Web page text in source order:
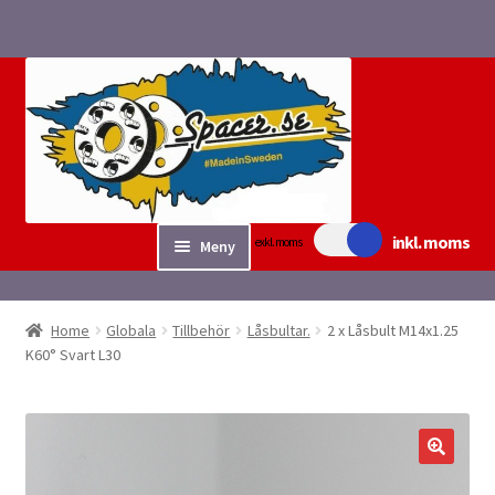
navigering
innehåll
exkl. moms inkl. moms
Meny
Sök/bygg Spacers
Tillbehör
Fyndvaror.
Home Globala Tillbehör Låsbultar.
2 x Låsbult M14x1.25
K60° Svart L30